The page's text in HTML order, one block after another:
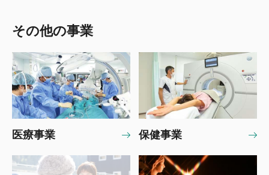
その他の事業
医療事業 保健事業